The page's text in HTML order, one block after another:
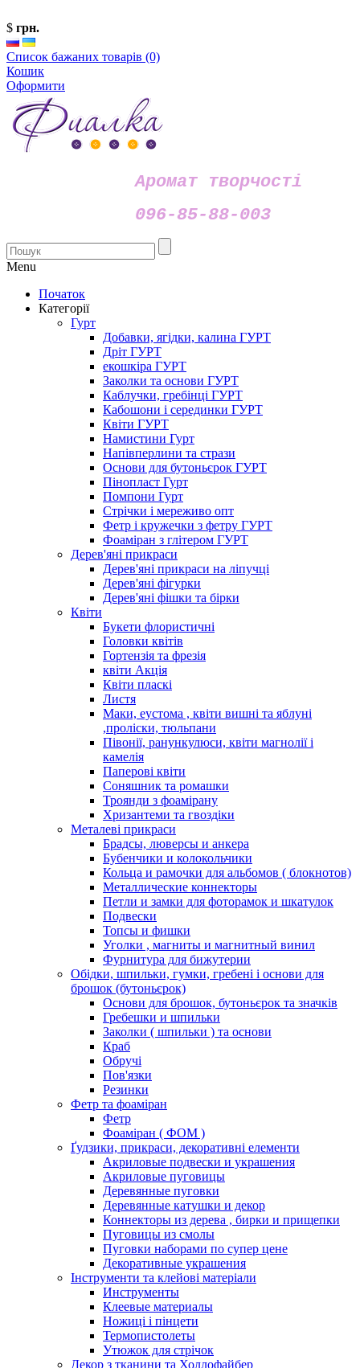
$ грн.
Список бажаних товарів (0)
Кошик
Оформити
Аромат творчості
096-85-88-003
Menu
Початок
Категорії
Гурт
Добавки, ягідки, калина ГУРТ
Дріт ГУРТ
екошкіра ГУРТ
Заколки та основи ГУРТ
Каблучки, гребінці ГУРТ
Кабошони і серединки ГУРТ
Квіти ГУРТ
Намистини Гурт
Напівперлини та стрази
Основи для бутоньєрок ГУРТ
Пінопласт Гурт
Помпони Гурт
Стрічки і мереживо опт
Фетр і кружечки з фетру ГУРТ
Фоаміран з глітером ГУРТ
Дерев'яні прикраси
Дерев'яні прикраси на ліпучці
Дерев'яні фігурки
Дерев'яні фішки та бірки
Квіти
Букети флористичні
Головки квітів
Гортензія та фрезія
квіти Акція
Квіти пласкі
Листя
Маки, еустома , квіти вишні та яблуні
,проліски, тюльпани
Півонії, ранункулюси, квіти магнолії і
камелія
Паперові квіти
Соняшник та ромашки
Троянди з фоамірану
Хризантеми та гвоздіки
Металеві прикраси
Брадсы, люверсы и анкера
Бубенчики и колокольчики
Кольца и рамочки для альбомов ( блокнотов)
Металлические коннекторы
Петли и замки для фоторамок и шкатулок
Подвески
Топсы и фишки
Уголки , магниты и магнитный винил
Фурнитура для бижутерии
Обідки, шпильки, гумки, гребені і основи для
брошок (бутоньєрок)
Основи для брошок, бутоньєрок та значків
Гребешки и шпильки
Заколки ( шпильки ) та основи
Краб
Обручі
Пов'язки
Резинки
Фетр та фоаміран
Фетр
Фоаміран ( ФОМ )
Ґудзики, прикраси, декоративні елементи
Акриловые подвески и украшения
Акриловые пуговицы
Деревянные пуговки
Деревянные катушки и декор
Коннекторы из дерева , бирки и прищепки
Пуговицы из смолы
Пуговки наборами по супер цене
Декоративные украшения
Інструменти та клейові матеріали
Инструменты
Клеевые материалы
Ножиці і пінцети
Термопистолеты
Утюжок для стрічок
Декор з тканини та Холлофайбер